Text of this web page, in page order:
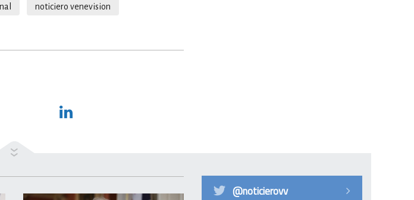
noticiero venevision
@noticierovv